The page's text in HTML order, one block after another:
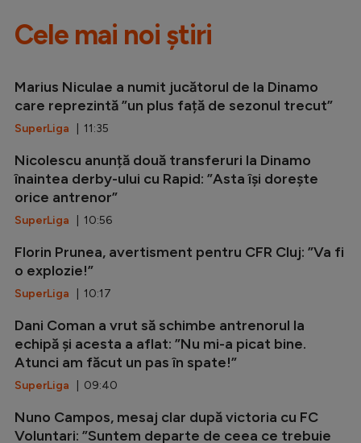
Cele mai noi știri
Marius Niculae a numit jucătorul de la Dinamo
care reprezintă ”un plus față de sezonul trecut”
SuperLiga | 11:35
Nicolescu anunță două transferuri la Dinamo
înaintea derby-ului cu Rapid: ”Asta își dorește
orice antrenor”
SuperLiga | 10:56
Florin Prunea, avertisment pentru CFR Cluj: ”Va fi
o explozie!”
SuperLiga | 10:17
Dani Coman a vrut să schimbe antrenorul la
echipă și acesta a aflat: ”Nu mi-a picat bine.
Atunci am făcut un pas în spate!”
SuperLiga | 09:40
Nuno Campos, mesaj clar după victoria cu FC
Voluntari: ”Suntem departe de ceea ce trebuie